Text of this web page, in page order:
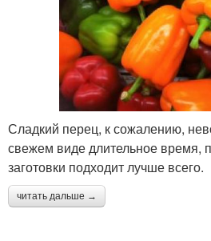
Сладкий перец, к сожалению,
свежем виде длительное время,
заготовки подходит лучше всего.
читать дальше →